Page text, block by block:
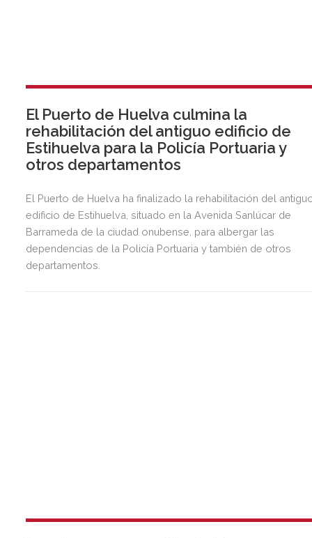
El Puerto de Huelva culmina la
rehabilitación del antiguo edificio de
Estihuelva para la Policía Portuaria y
otros departamentos
El Puerto de Huelva ha finalizado la rehabilitación del
edificio de Estihuelva, situado en la Avenida Sanlúcar de
Barrameda de la ciudad onubense, para albergar las
dependencias de la Policía Portuaria y también de otros
departamentos.